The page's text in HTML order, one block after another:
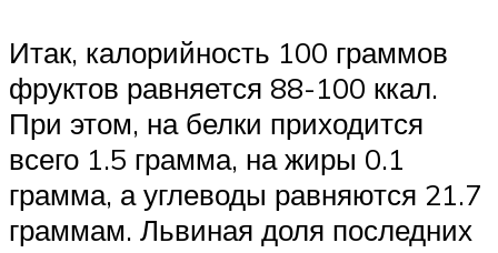
Итак, калорийность 100 граммов
фруктов равняется 88-100 ккал.
При этом, на белки приходится
всего 1.5 грамма, на жиры 0.1
грамма, а углеводы равняются 21.7
граммам. Львиная доля последних